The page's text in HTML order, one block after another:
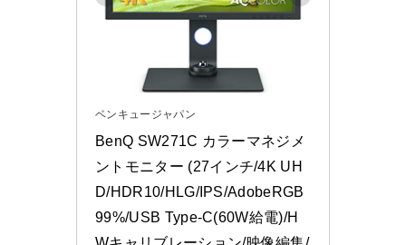
ベンキュージャパン
BenQ SW271C カラーマネジメ
ントモニター (27インチ/4K UH
D/HDR10/HLG/IPS/AdobeRGB
99%/USB Type-C(60W給電)/H